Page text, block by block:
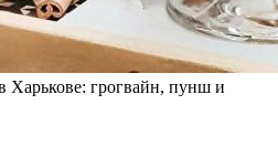
Харькове: грогвайн, пунш и